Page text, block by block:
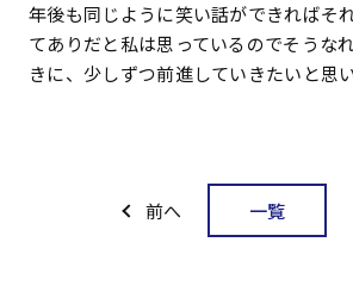
年後も同じように笑い話ができればそ
てありだと私は思っているのでそうな
きに、少しずつ前進していきたいと思い
前へ 一覧